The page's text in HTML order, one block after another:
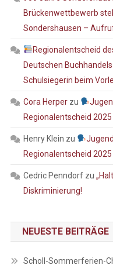
Brückenwettbewerb
Sondershausen –
Regionalentscheid
Deutschen Buchhandels
Schulsiegerin beim
Cora Herperzu
Regionalentscheid
Henry Klein zu
Regionalentscheid
Cedric Penndorfzu
Diskriminierung!
NEUESTE BEITRÄGE
Scholl-Sommerferien-